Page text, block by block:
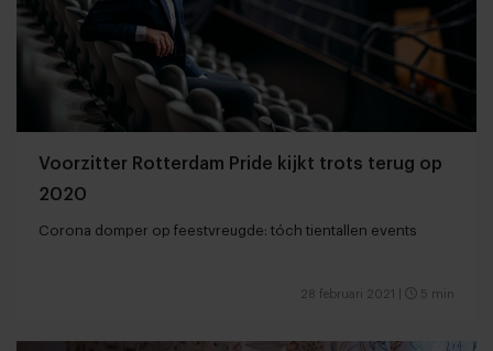
Voorzitter Rotterdam Pride kijkt trots terug op
2020
Corona domper op feestvreugde: tóch tientallen events
28 februari 2021 5 min